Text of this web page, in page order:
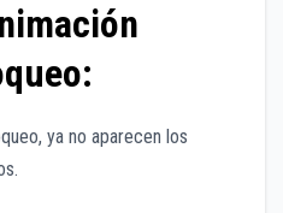
ya no aparecen los